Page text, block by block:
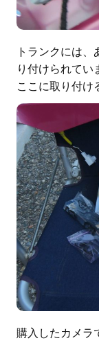
トランクには
り付けられてい
ここに取り付け
購入したカメラ